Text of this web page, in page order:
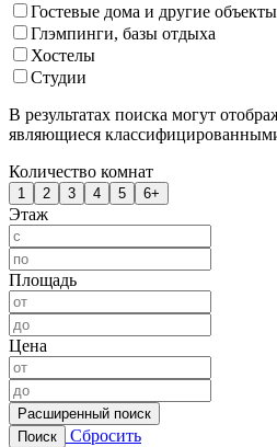
Гостевые дома и другие объекты
Глэмпинги, базы отдыха
Хостелы
Студии
В результатах поиска могут
являющиеся
Количество комнат
1 2 3 4 5 6+
Этаж
Площадь
Цена
Расширенный поиск
Поиск
Сбросить